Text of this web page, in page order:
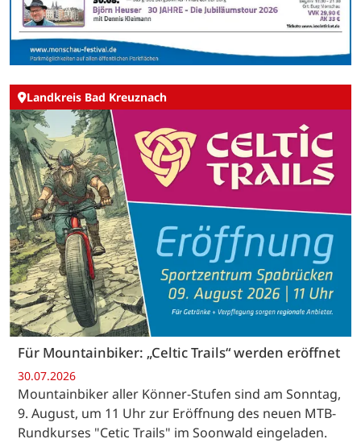
Landkreis Bad Kreuznach
Für Mountainbiker: „Celtic Trails“ werden eröffnet
30.07.2026
Mountainbiker aller Könner-Stufen sind am Sonntag,
9. August, um 11 Uhr zur Eröffnung des neuen MTB-
Rundkurses "Cetic Trails" im Soonwald eingeladen.